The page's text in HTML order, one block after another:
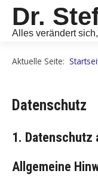
Dr.
Alles verändert
Aktuelle Seite:
Datenschutz
1. Datenschutz
Allgemeine